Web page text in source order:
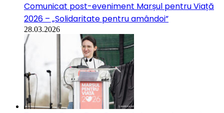
Comunicat post-eveniment Marșul pentru Viață
2026 – „Solidaritate pentru amândoi”
28.03.2026